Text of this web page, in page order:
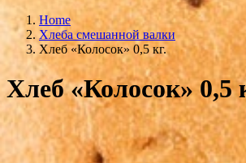
Home
Хлеба смешанной валки
Хлеб «Колосок» 0,5 кг.
Хлеб «Колосок» 0,5